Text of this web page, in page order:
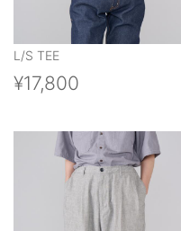
L/S TEE
¥17,800